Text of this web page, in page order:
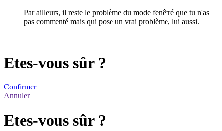
Par ailleurs, il reste le problème du mode fenêtré que tu n'as
pas commenté mais qui pose un vrai problème, lui aussi.
Etes-vous sûr ?
Confirmer
Annuler
Etes-vous sûr ?